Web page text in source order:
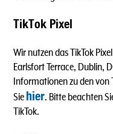
TikTok Pixel
Wir nutzen das TikTok
Earlsfort Terrace, Dublin,
Informationen zu den von
Sie hier. Bitte beachten
TikTok.